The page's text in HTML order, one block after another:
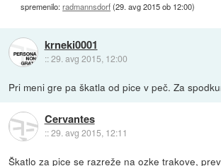
spremenilo:radmannsdorf(29. avg 2015 ob 12:00)
krneki0001
::29. avg 2015, 12:00
Pri meni gre pa škatla od pice v peč. Za
Cervantes
::29. avg 2015, 12:11
Škatlo za pice se razreže na ozke trakove,